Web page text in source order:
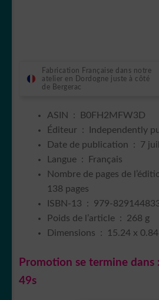
Fabrication Française dans notre
atelier en Dordogne juste à côté
de Bergerac
ASIN ‏ : ‎
B0FH2MFW3D
Éditeur ‏ : ‎
Independently
Date de publication ‏ : ‎ 7
Langue ‏ : ‎
Français
138 pages
ISBN-13 ‏ : ‎ 979-
Poids de l’article ‏ : ‎ 268 g
Dimensions ‏ : ‎
15.24 x
Promotion se termine dans :
48s